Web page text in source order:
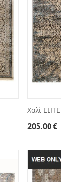
Χαλί
205.00€